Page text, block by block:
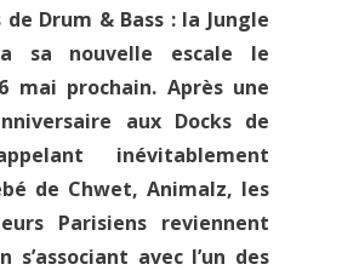
Drum & Bass : la Jungle
sa nouvelle escale le
mai prochain. Après une
aux Docks de
inévitablement
de Chwet, Animalz, les
Parisiens reviennent
s’associant avec l’un des